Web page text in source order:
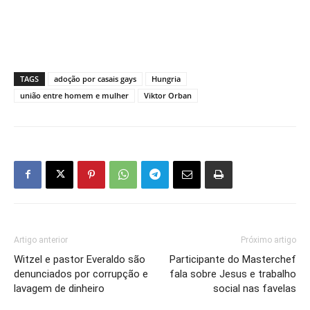
TAGS adoção por casais gays
Hungria
união entre homem e mulher
Viktor Orban
Artigo anterior
Witzel e pastor Everaldo são
denunciados por corrupção e
lavagem de dinheiro
Próximo artigo
Participante do Masterchef
fala sobre Jesus e trabalho
social nas favelas